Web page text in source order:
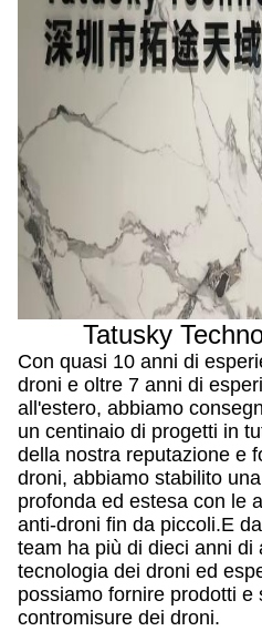
Tatusky
Con quasi 10 anni di
droni e oltre 7 anni di
all'estero, abbiamo
un centinaio di progetti in
della nostra reputazione e
droni, abbiamo stabilito
profonda ed estesa con le
anti-droni fin da piccoli.E
team ha più di dieci anni di
tecnologia dei droni ed
possiamo fornire prodotti
contromisure dei droni.